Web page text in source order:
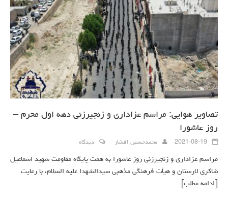
تصاویر هوایی: مراسم عزاداری و زنجیرزنی دهه اول محرم –
روز عاشورا
2021-08-19 محمدحسین افشار دیدگاه
مراسم عزاداری و زنجیرزنی روز عاشورا به همت پایگاه مقاومت شهید اسماعیل
شاکری لارستان و هیأت فرهنگی مذهبی سیدالشهدا علیه السلام، با رعایت
[ادامه مطلب]